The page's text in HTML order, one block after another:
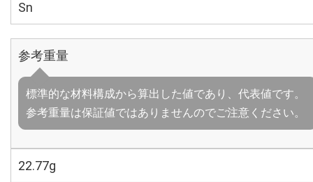
Sn
参考重量
標準的な材料構成から算出した値であり、代表値です。
参考重量は保証値ではありませんのでご注意ください。
22.77g